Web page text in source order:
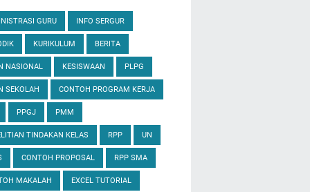
GURU INFO SERGUR
KURIKULUM BERITA
NASIONAL KESISWAAN PLPG
SEKOLAH CONTOH PROGRAM KERJA
PPGJ PMM
TINDAKAN KELAS RPP UN
CONTOH PROPOSAL RPP SMA
MAKALAH EXCEL TUTORIAL